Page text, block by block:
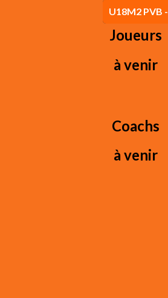
U18M2 PVB -
Joueurs
à venir
Coachs
à venir